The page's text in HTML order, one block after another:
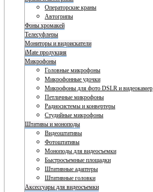
Операторские краны
Автогрипы
Фоны хромакей
Телесуфлеры
Мониторы и видоискатели
iMate продукция
Микрофоны
Головные микрофоны
Микрофонные удочки
Микрофоны для фото DSLR и видеокамер
Петличные микрофоны
Радиосистемы и конвертеры
Студийные микрофоны
Штативы и моноподы
Видеоштативы
Фотоштативы
Моноподы для видеосъемки
Быстросъемные площадки
Штативные адаптеры
Штативные головки
Аксессуары для видеосъемки